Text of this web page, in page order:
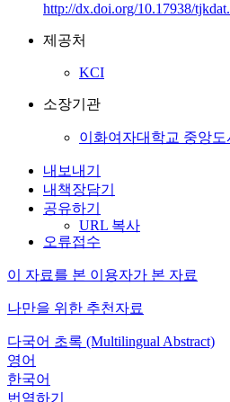
http://dx.doi.org/10.17938/
제공처
KCI
소장기관
이화여자대학교 중앙도
내보내기
내책장담기
공유하기
URL 복사
오류접수
이 자료를 본 이용자가 본 자료
나만을 위한 추천자료
다국어 초록 (Multilingual Abstract)
영어
한국어
번역하기